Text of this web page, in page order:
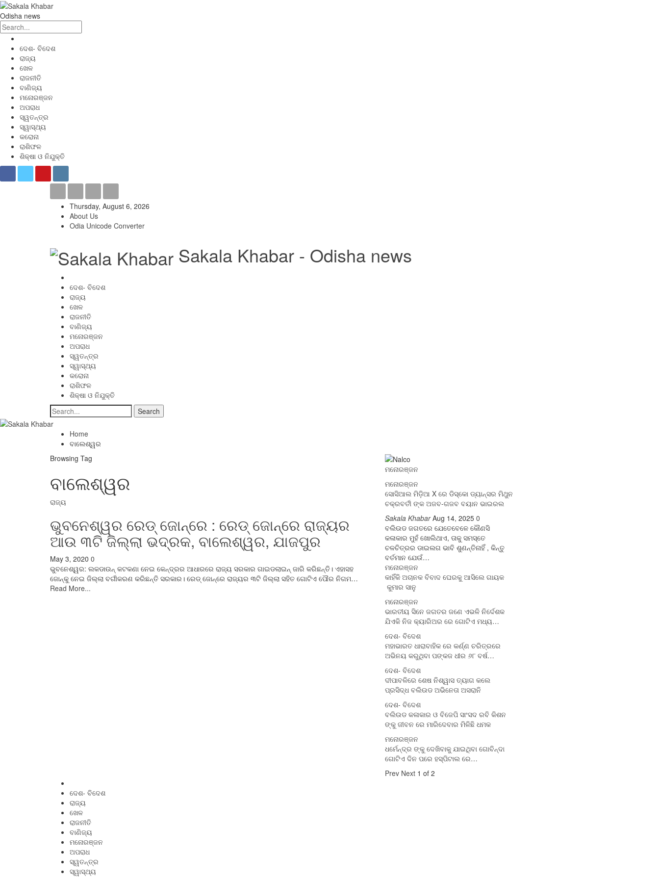
Odisha news
ଦେଶ- ବିଦେଶ
ରାଜ୍ୟ
ଖେଳ
ରାଜନୀତି
ବାଣିଜ୍ୟ
ମନୋରଞ୍ଜନ
ଅପରାଧ
ସ୍ୱତନ୍ତ୍ର
ସ୍ୱାସ୍ଥ୍ୟ
କରୋନା
ରାଶିଫଳ
ଶିକ୍ଷା ଓ ନିଯୁକ୍ତି
Thursday, August 6, 2026
About Us
Odia Unicode Converter
Sakala Khabar - Odisha news
ଦେଶ- ବିଦେଶ
ରାଜ୍ୟ
ଖେଳ
ରାଜନୀତି
ବାଣିଜ୍ୟ
ମନୋରଞ୍ଜନ
ଅପରାଧ
ସ୍ୱତନ୍ତ୍ର
ସ୍ୱାସ୍ଥ୍ୟ
କରୋନା
ରାଶିଫଳ
ଶିକ୍ଷା ଓ ନିଯୁକ୍ତି
Home
ବାଲେଶ୍ୱର
Browsing Tag
ବାଲେଶ୍ୱର
ରାଜ୍ୟ
ଭୁବନେଶ୍ୱର ରେଡ୍‌ ଜୋନ୍‌ରେ : ରେଡ୍‌ ଜୋନ୍‌ରେ ରାଜ୍ୟର
ଆଉ ୩ଟି ଜିଲ୍ଲା ଭଦ୍ରକ, ବାଲେଶ୍ୱର, ଯାଜପୁର
May 3, 2020 0
ଭୁବନେଶ୍ୱର: ଲକଡାଉନ୍ କଟକଣା ନେଇ କେନ୍ଦ୍ରର ଆଧାରରେ ରାଜ୍ୟ ସରକାର ଗାଇଡଲାଇନ୍ ଜାରି କରିଛନ୍ତି। ଏହାସହ
ଜୋନ୍‌କୁ ନେଇ ଜିଲ୍ଲା ବର୍ଗୀକରଣ କରିଛନ୍ତି ସରକାର। ରେଡ୍‌ ଜୋନ୍‌ରେ ରାଜ୍ୟର ୩ଟି ଜିଲ୍ଲା ସହିତ ଗୋଟିଏ ପୌର ନିଗମ…
Read More...
ମନୋରଞ୍ଜନ
ମନୋରଞ୍ଜନ
ସୋସିଆଲ ମିଡ଼ିଆ X ରେ ଡିସ୍କୋ ଡ୍ୟାନ୍ସର ମିଥୁନ
ଚକ୍ରବର୍ତୀ ଙ୍କ ଅଜବ-ଗଜବ ବୟାନ ଭାଇରଲ
Sakala KhabarAug 14, 2025 0
ବଲିଉଡ ଜଗତରେ ଯେତେବେଳେ କୌଣସି
କଳାକାର ମୁହଁ ଖୋଲିଥାଏ, ତାକୁ ସମସ୍ତେ
ଚଳଚିତ୍ରର ଡାଇଲଗ ଭାବି ଶୁଣନ୍ତିନାହିଁ , କିନ୍ତୁ
ବର୍ତମାନ ଯେଉଁ…
ମନୋରଞ୍ଜନ
କାହିଁକି ଅଚାନକ ବିବାଦ ଘେରକୁ ଆସିଲେ ଗାୟକ
କୁମାର ସାନୁ
ମନୋରଞ୍ଜନ
ଭାରତୀୟ ସିନେ ଜଗତର ଜଣେ ଏଭଳି ନିର୍ଦେଶକ
ଯିଏକି ନିଜ କ୍ୟାରିଅର ରେ ଗୋଟିଏ ମଧ୍ୟ…
ଦେଶ- ବିଦେଶ
ମହାଭାରତ ଧାରାବାହିକ ରେ କର୍ଣ୍ଣ ଚରିତ୍ରରେ
ଅଭିନୟ କରୁଥିବା ପଙ୍କଜ ଧୀର ୬୮ ବର୍ଷ…
ଦେଶ- ବିଦେଶ
ଦୀପାବଳିରେ ଶେଷ ନିଶ୍ୱାସ ତ୍ୟାଗ କଲେ
ପ୍ରସିଦ୍ଧ ବଲିଉଡ ଅଭିନେତା ଅସରାନି
ଦେଶ- ବିଦେଶ
ବଲିଉଡ କଳାକାର ଓ ବିଜେପି ସାଂସଦ ରବି କିଶନ
ଙ୍କୁ ଜୀବନ ରେ ମାରିଦେବାର ମିଳିଛି ଧମକ
ମନୋରଞ୍ଜନ
ଧର୍ମେନ୍ଦ୍ର ଙ୍କୁ ଦେଖିବାକୁ ଯାଇଥିବା ଗୋବିନ୍ଦା
ଗୋଟିଏ ଦିନ ପରେ ହସ୍ପିଟାଲ ରେ…
Prev Next 1 of 2
ଦେଶ- ବିଦେଶ
ରାଜ୍ୟ
ଖେଳ
ରାଜନୀତି
ବାଣିଜ୍ୟ
ମନୋରଞ୍ଜନ
ଅପରାଧ
ସ୍ୱତନ୍ତ୍ର
ସ୍ୱାସ୍ଥ୍ୟ